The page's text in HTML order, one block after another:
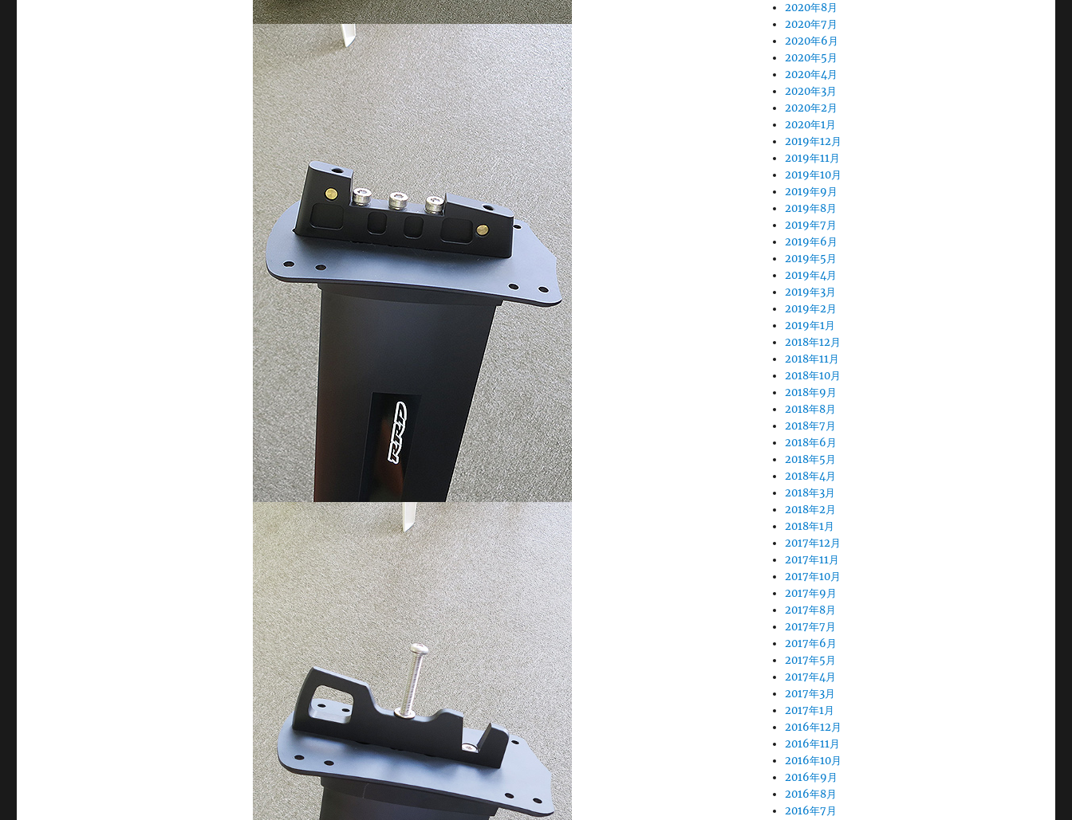
2020年8月
2020年7月
2020年6月
2020年5月
2020年4月
2020年3月
2020年2月
2020年1月
2019年12月
2019年11月
2019年10月
2019年9月
2019年8月
2019年7月
2019年6月
2019年5月
2019年4月
2019年3月
2019年2月
2019年1月
2018年12月
2018年11月
2018年10月
2018年9月
2018年8月
2018年7月
2018年6月
2018年5月
2018年4月
2018年3月
2018年2月
2018年1月
2017年12月
2017年11月
2017年10月
2017年9月
2017年8月
2017年7月
2017年6月
2017年5月
2017年4月
2017年3月
2017年1月
2016年12月
2016年11月
2016年10月
2016年9月
2016年8月
2016年7月